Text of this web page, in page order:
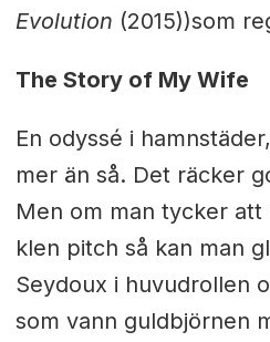
Evolution (2015))som
The Story of My Wife
En odyssé i
mer än så. Det räcker
Men om man tycker
klen pitch så kan man
Seydoux i huvudrollen
som vann guldbjörnen